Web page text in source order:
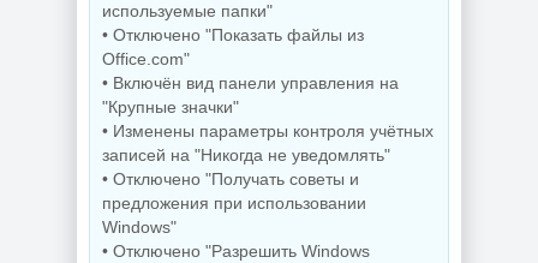
Windows 11
SuperLite Pro
26H1 Build
28000.2525 by
Revision
Сведение видео
Blackmagic
Design DaVinci
Resolve Studio
21.0.3 Build 7 by
KpoJIuK
используемые папки"
• Отключено "Показать файлы из
Office.com"
• Включён вид панели управления на
"Крупные значки"
• Изменены параметры контроля учётных
записей на "Никогда не уведомлять"
• Отключено "Получать советы и
предложения при использовании
Windows"
• Отключено "Разрешить Windows